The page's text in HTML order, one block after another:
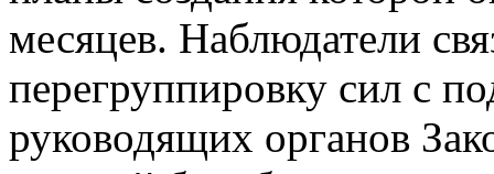
месяцев. Наблюдатели
перегруппировку сил с
руководящих органов